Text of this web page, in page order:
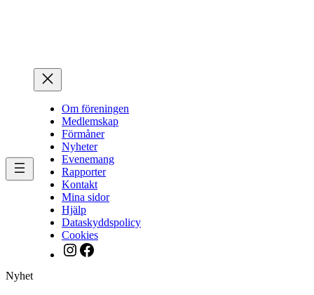
Om föreningen
Medlemskap
Förmåner
Nyheter
Evenemang
Rapporter
Kontakt
Mina sidor
Hjälp
Dataskyddspolicy
Cookies
Instagram
Facebook
Nyhet